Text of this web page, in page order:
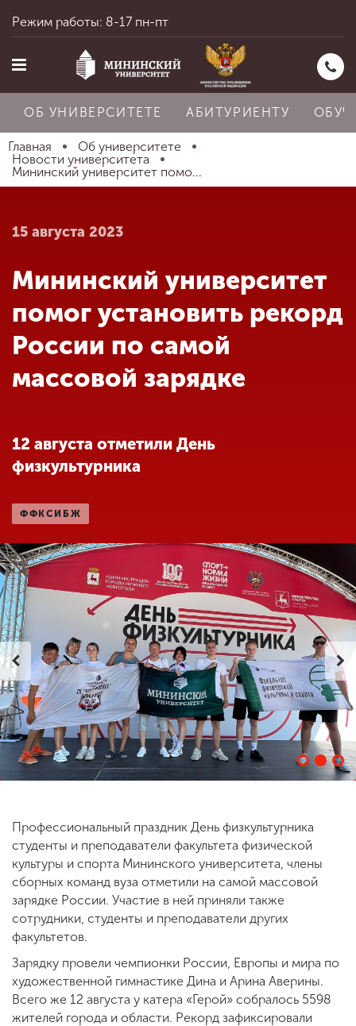
Главная
Абитуриенту
Обучение
Международная
Другие виды
деятельности
Студенческая жизнь
Сведения об
образовательной
организации
ENG SPN
Приемная
комиссия
+7 (831) 262-26-20
Режим работы: 8-17 пн-пт
ОБ УНИВЕРСИТЕТЕ АБИТУРИЕНТУ
Главная
Об университете
Новости университета
Мининский университет помо...
15 августа 2023
Мининский университет
помог установить рекорд
России по самой
массовой зарядке
12 августа отметили День
физкультурника
ФФКСИБЖ
Профессиональный праздник День физкультурника
студенты и преподаватели факультета физической
культуры и спорта Мининского университета, члены
сборных команд вуза отметили на самой массовой
зарядке России. Участие в ней приняли также
сотрудники, студенты и преподаватели других
факультетов.
Зарядку провели чемпионки России, Европы и мира по
художественной гимнастике Дина и Арина Аверины.
Всего же 12 августа у катера «Герой» собралось 5598
жителей города и области. Рекорд зафиксировали